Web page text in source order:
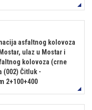
asfaltnog kolovoza
ulaz u Mostar i
kolovoza (crne
(002) Čitluk -
2+100+400